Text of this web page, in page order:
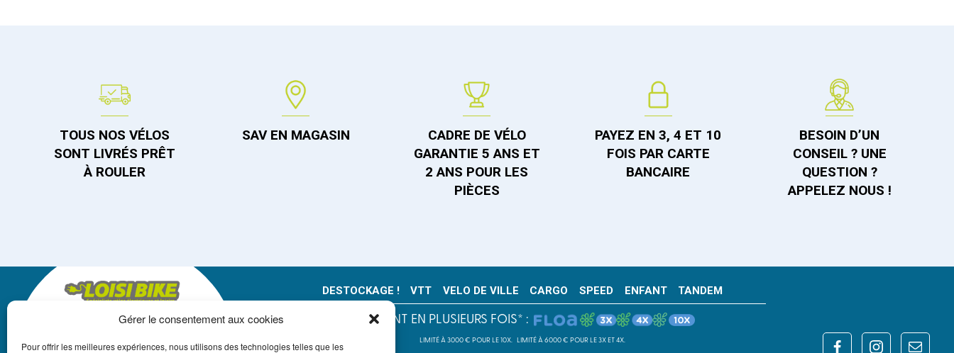
Gérer le consentement aux cookies
Pour offrir les meilleures expériences, nous utilisons des technologies telles que les
TOUS NOS VÉLOS
SONT LIVRÉS PRÊT
À ROULER
SAV EN MAGASIN
CADRE DE VÉLO
GARANTIE 5 ANS ET
2 ANS POUR LES
PIÈCES
PAYEZ EN 3, 4 ET 10
FOIS PAR CARTE
BANCAIRE
BESOIN D’UN
CONSEIL ? UNE
QUESTION ?
APPELEZ NOUS !
LOISIBIKE
DESTOCKAGE ! VTT VELO DE VILLE CARGO SPEED ENFANT TANDEM
PAIEMENT EN PLUSIEURS FOIS* :
LIMITÉ À 3000 € POUR LE 10X. LIMITÉ À 6000 € POUR LE 3X ET 4X.